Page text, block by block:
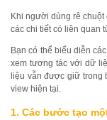
Khi người dùng rê
các chi tiết có liên quan
Bạn có thể biểu diễn
xem tương tác với dữ
liệu vẫn được giữ trong
view hiện tại.
1. Các bước tạo